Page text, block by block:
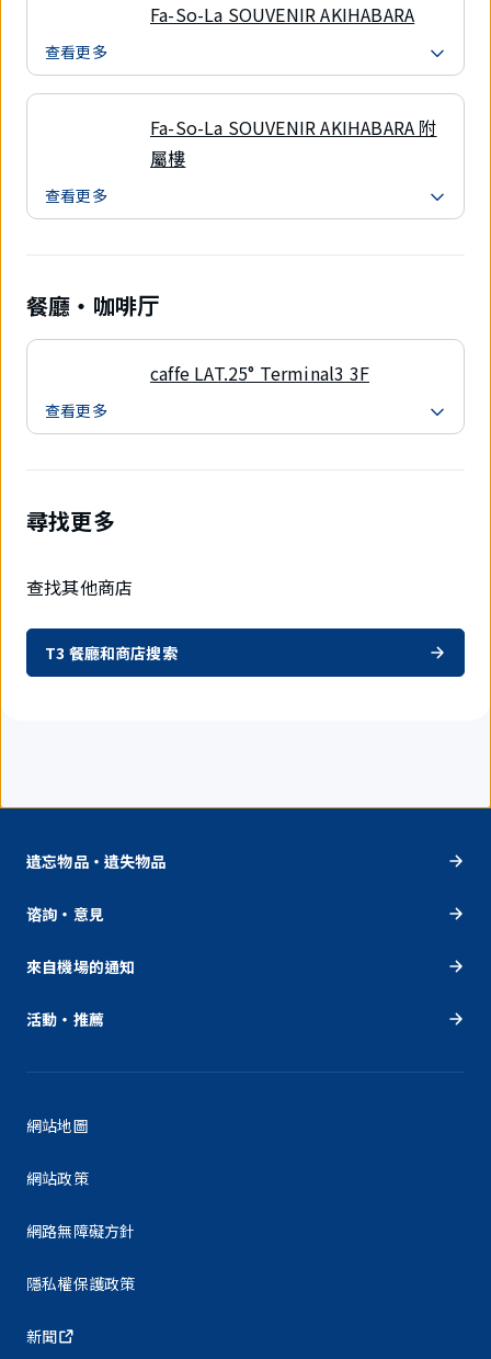
Fa-So-La SOUVENIR AKIHABARA
查看更多
Fa-So-La SOUVENIR AKIHABARA 附
屬樓
查看更多
餐廳・咖啡厅
caffe LAT.25° Terminal3 3F
查看更多
尋找更多
查找其他商店
T3 餐廳和商店搜索
遺忘物品・遺失物品
谘詢・意見
來自機場的通知
活動・推薦
網站地圖
網站政策
網路無障礙方針
隱私權保護政策
新聞